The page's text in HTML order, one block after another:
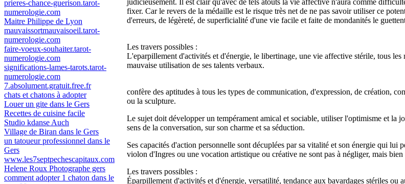
prieres-chance-guerison.tarot-
numerologie.com
Maitre Philippe de Lyon
mauvaissortmauvaisoeil.tarot-
numerologie.com
faire-voeux-souhaiter.tarot-
numerologie.com
significations-lames-tarots.tarot-
numerologie.com
7.absolument.gratuit.free.fr
chats et chatons à adopter
Louer un gite dans le Gers
Recettes de cuisine facile
Studio kdanse Auch
Village de Biran dans le Gers
un tatoueur professionnel dans le
Gers
www.les7septpechescapitaux.com
Helene Roux Photographe gers
comment adopter 1 chaton dans le
judicieusement. Il est clair qu'avec de tels atouts la vie affective n'aura comme
fixer. Car le revers de la médaille est le risque très net de ne pas savoir utiliser ce
d'erreurs, de légèreté, de superficialité d'une vie facile et faite de mondanités le
Les travers possibles :
L'eparpillement d'activités et d'énergie, le libertinage, une vie affective stérile, tous les
mauvaise utilisation de ses talents verbaux.
confère des aptitudes à tous les types de communication, d'expression, de création,
ou la sculpture.
Le sujet doit développer un tempérament amical et sociable, utiliser l'optimisme et la
sens de la conversation, sur son charme et sa séduction.
Ses capacités d'action personnelle sont décuplées par sa vitalité et son énergie qui lui
violon d'Ingres ou une vocation artistique ou créative ne sont pas à négliger, mais
Les travers possibles :
Éparpillement d'activités et d'énergie, versatilité, tendance aux bavardages stériles ou